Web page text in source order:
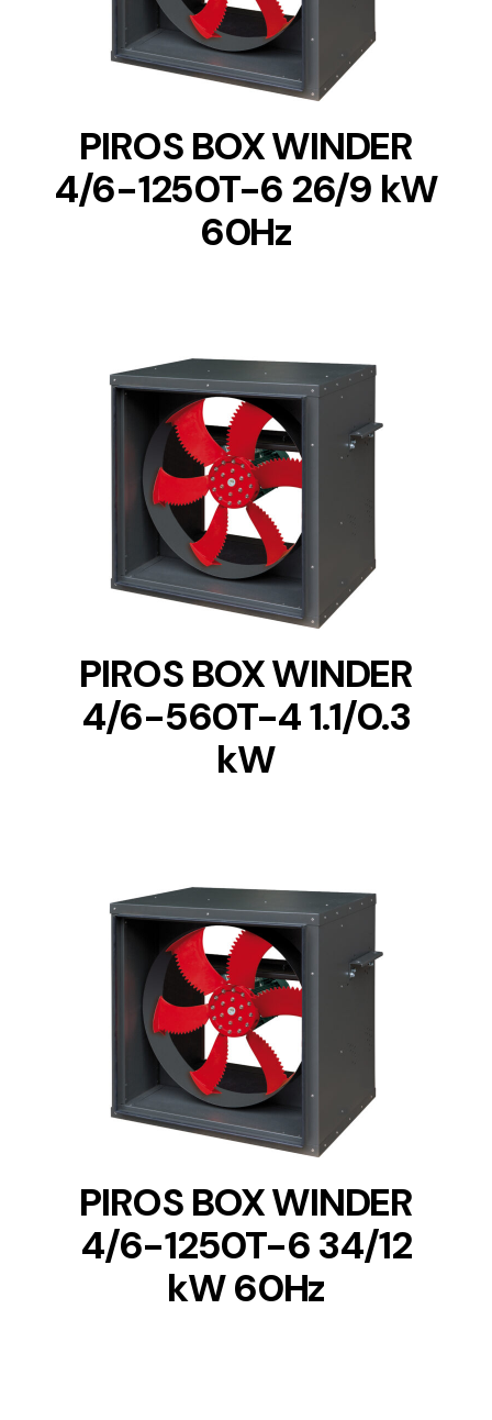
PIROS BOX WINDER
4/6-1250T-6 26/9 kW
60Hz
DETAILS
PIROS BOX WINDER
4/6-560T-4 1.1/0.3
kW
DETAILS
PIROS BOX WINDER
4/6-1250T-6 34/12
kW 60Hz